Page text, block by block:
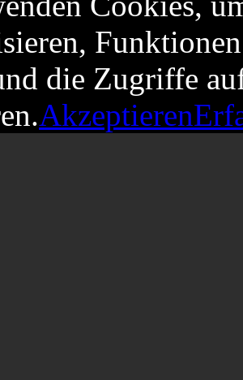
die Zugriffe
Akzeptieren